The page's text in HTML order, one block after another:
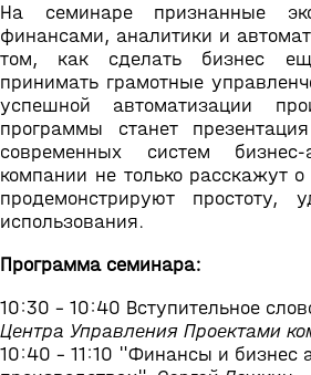
На семинаре признанные
финансами, аналитики и
том, как сделать бизнес
принимать грамотные
успешной автоматизации
программы станет
современных систем
компании не только расскажут
продемонстрируют простоту,
использования.
Программа семинара:
10:30 - 10:40 Вступительное
Центра Управления Проектами
10:40 - 11:10 "Финансы и